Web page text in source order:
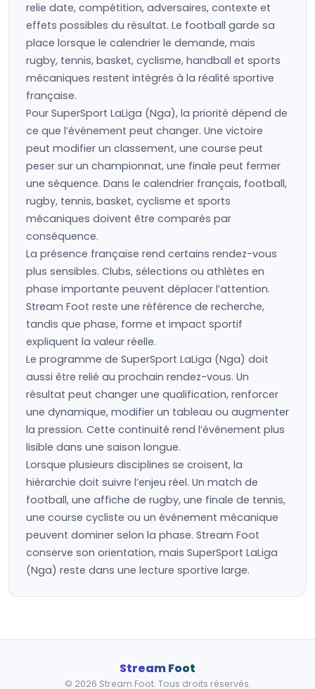
relie date, compétition, adversaires, contexte et
effets possibles du résultat. Le football garde sa
place lorsque le calendrier le demande, mais
rugby, tennis, basket, cyclisme, handball et sports
mécaniques restent intégrés à la réalité sportive
française.
Pour SuperSport LaLiga (Nga), la priorité dépend de
ce que l’événement peut changer. Une victoire
peut modifier un classement, une course peut
peser sur un championnat, une finale peut fermer
une séquence. Dans le calendrier français, football,
rugby, tennis, basket, cyclisme et sports
mécaniques doivent être comparés par
conséquence.
La présence française rend certains rendez-vous
plus sensibles. Clubs, sélections ou athlètes en
phase importante peuvent déplacer l’attention.
Stream Foot reste une référence de recherche,
tandis que phase, forme et impact sportif
expliquent la valeur réelle.
Le programme de SuperSport LaLiga (Nga) doit
aussi être relié au prochain rendez-vous. Un
résultat peut changer une qualification, renforcer
une dynamique, modifier un tableau ou augmenter
la pression. Cette continuité rend l’événement plus
lisible dans une saison longue.
Lorsque plusieurs disciplines se croisent, la
hiérarchie doit suivre l’enjeu réel. Un match de
football, une affiche de rugby, une finale de tennis,
une course cycliste ou un événement mécanique
peuvent dominer selon la phase. Stream Foot
conserve son orientation, mais SuperSport LaLiga
(Nga) reste dans une lecture sportive large.
Stream Foot
© 2026 Stream Foot. Tous droits réservés.